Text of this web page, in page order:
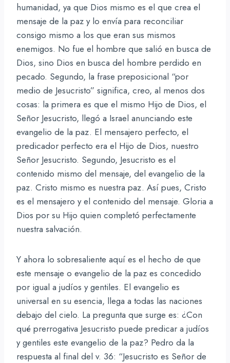
humanidad, ya que Dios mismo es el que crea el
mensaje de la paz y lo envía para reconciliar
consigo mismo a los que eran sus mismos
enemigos. No fue el hombre que salió en busca de
Dios, sino Dios en busca del hombre perdido en
pecado. Segundo, la frase preposicional “por
medio de Jesucristo” significa, creo, al menos dos
cosas: la primera es que el mismo Hijo de Dios, el
Señor Jesucristo, llegó a Israel anunciando este
evangelio de la paz. El mensajero perfecto, el
predicador perfecto era el Hijo de Dios, nuestro
Señor Jesucristo. Segundo, Jesucristo es el
contenido mismo del mensaje, del evangelio de la
paz. Cristo mismo es nuestra paz. Así pues, Cristo
es el mensajero y el contenido del mensaje. Gloria a
Dios por su Hijo quien completó perfectamente
nuestra salvación.
Y ahora lo sobresaliente aquí es el hecho de que
este mensaje o evangelio de la paz es concedido
por igual a judíos y gentiles. El evangelio es
universal en su esencia, llega a todas las naciones
debajo del cielo. La pregunta que surge es: ¿Con
qué prerrogativa Jesucristo puede predicar a judíos
y gentiles este evangelio de la paz? Pedro da la
respuesta al final del v. 36: “Jesucristo es Señor de